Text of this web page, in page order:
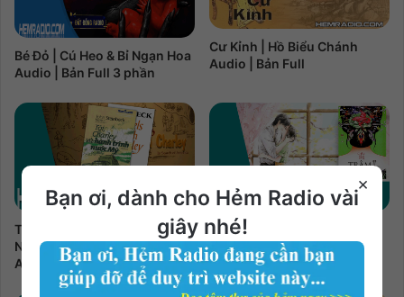
Bé Đỏ | Cú Heo & Bỉ Ngạn Hoa
Audio | Bản Full 3 phần
Cư Kỉnh | Hồ Biểu Chánh
Audio | Bản Full
Tôi, Charley Và Hành Trình
Nước Mỹ | John Steinbeck
Audio | Bản Full 16 phần
Trâm 2 | Kẻ Yểu Mệnh | Châu
Văn Văn Audio | Bản Full 3
phần
×
Bạn ơi, dành cho Hẻm Radio vài
giây nhé!